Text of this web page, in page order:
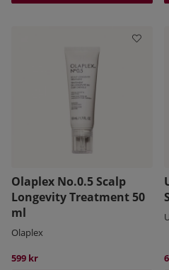
Olaplex No.0.5 Scalp
Longevity Treatment 50
ml
Olaplex
599 kr